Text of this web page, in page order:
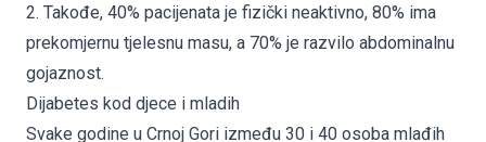
2. Takođe, 40% pacijenata je fizički neaktivno, 80% ima
prekomjernu tjelesnu masu, a 70% je razvilo abdominalnu
gojaznost.
Dijabetes kod djece i mladih
Svake godine u Crnoj Gori između 30 i 40 osoba mlađih